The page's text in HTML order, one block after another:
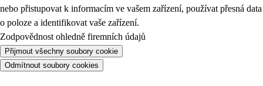
nebo přistupovat k informacím ve vašem zařízení, používat přesná data
o poloze a identifikovat vaše zařízení.
Zodpovědnost ohledně firemních údajů
Přijmout všechny soubory cookie
Odmítnout soubory cookies